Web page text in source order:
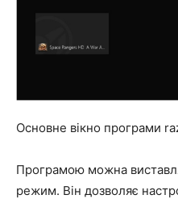
Основне вікно програми
Програмою можна
режим. Він дозволяє